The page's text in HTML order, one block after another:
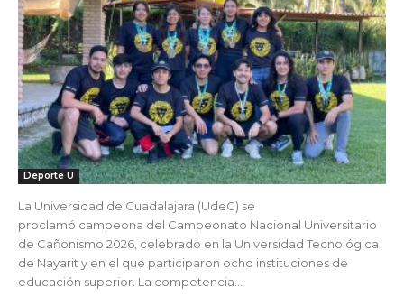
Deporte U
La Universidad de Guadalajara (UdeG) se
proclamó campeona del Campeonato Nacional Universitario
de Cañonismo 2026, celebrado en la Universidad Tecnológica
de Nayarit y en el que participaron ocho instituciones de
educación superior. La competencia...